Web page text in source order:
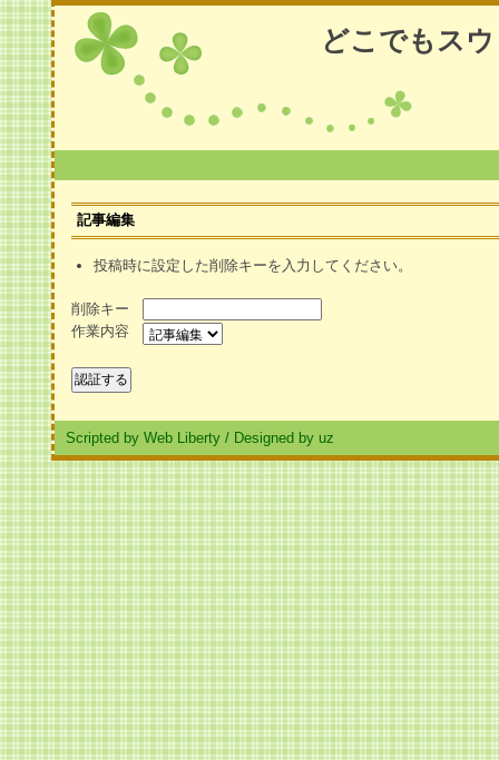
どこでもス
記事編集
投稿時に設定した削除キーを入力してください。
削除キー
作業内容
Scripted by Web Liberty / Designed by uz